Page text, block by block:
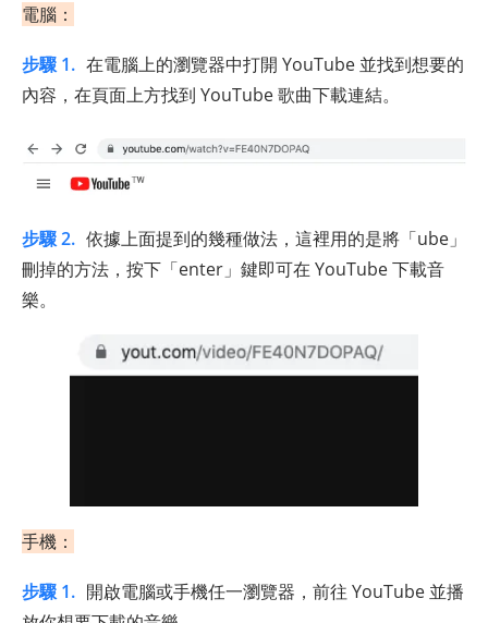
電腦：
步驟 1. 在電腦上的瀏覽器中打開 YouTube 並找到想要的
內容，在頁面上方找到 YouTube 歌曲下載連結。
步驟 2. 依據上面提到的幾種做法，這裡用的是將「ube」
刪掉的方法，按下「enter」鍵即可在 YouTube 下載音
樂。
手機：
步驟 1. 開啟電腦或手機任一瀏覽器，前往 YouTube 並播